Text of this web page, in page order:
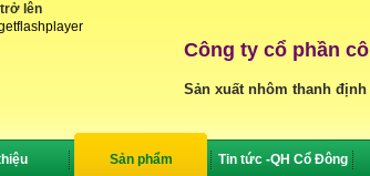
lên
Công ty cổ phần
Sản xuất nhôm thanh
Sản phẩm Tin tức -QH Cổ Đông